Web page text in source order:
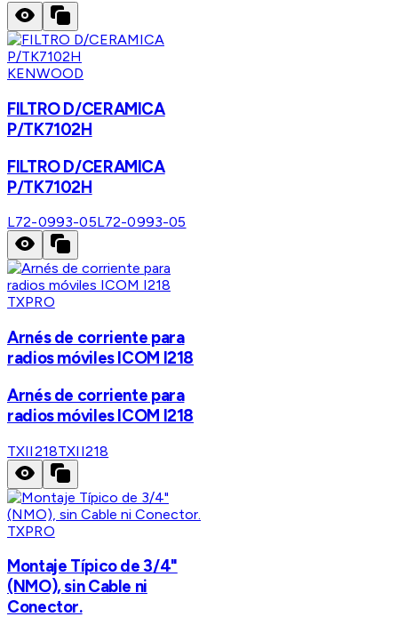
KENWOOD
FILTRO D/CERAMICA
P/TK7102H
FILTRO D/CERAMICA
P/TK7102H
L72-0993-05L72-0993-05
TXPRO
Arnés de corriente para
radios móviles ICOM I218
Arnés de corriente para
radios móviles ICOM I218
TXII218TXII218
TXPRO
Montaje Típico de 3/4"
(NMO), sin Cable ni
Conector.